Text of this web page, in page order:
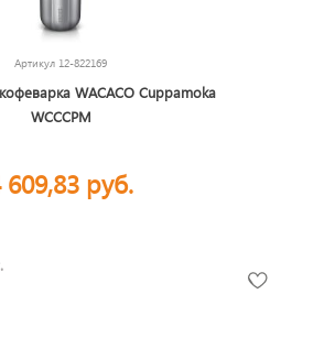
Артикул 12-822169
WACACO Cuppamoka
WCCCPM
609,83 руб.